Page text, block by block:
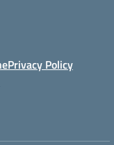
Privacy Policy